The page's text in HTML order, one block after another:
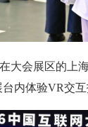
会展区的上
内体验VR交互